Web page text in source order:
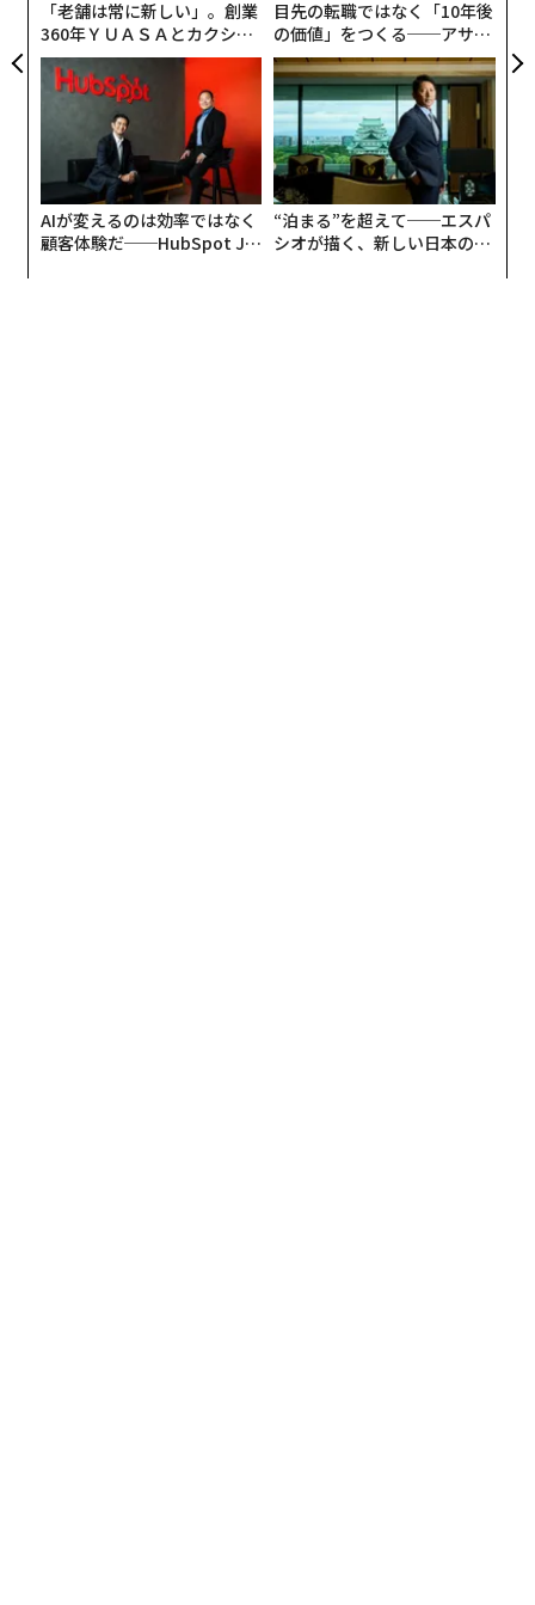
「老舗は常に新しい」。創業
360年ＹＵＡＳＡとカクシン
CEO田尻望が語る、AIを超え
る人の価値
目先の転職ではなく「10年後
の価値」をつくる──アサイ
ンの長期伴走型支援とは
AIが変えるのは効率ではなく
顧客体験だ──HubSpot Ja
“泊まる”を超えて──エスパ
シオが描く、新しい日本のラ